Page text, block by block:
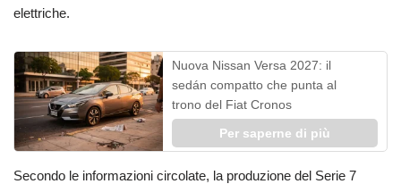
elettriche.
Nuova Nissan Versa 2027: il
sedán compatto che punta al
trono del Fiat Cronos
Per saperne di più
Secondo le informazioni circolate, la produzione del Serie 7